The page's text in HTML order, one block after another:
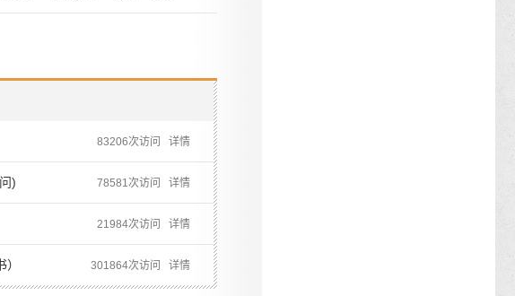
83206次访问 详情
) 78581次访问 详情
21984次访问 详情
301864次访问 详情